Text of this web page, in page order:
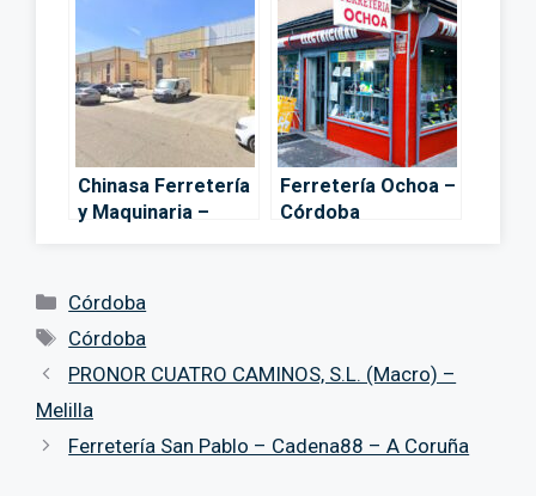
Chinasa Ferretería
y Maquinaria –
Ferretería Ochoa –
Córdoba
Categorías
Córdoba
Etiquetas
Córdoba
PRONOR CUATRO CAMINOS, S.L. (Macro) –
Melilla
Ferretería San Pablo – Cadena88 – A Coruña